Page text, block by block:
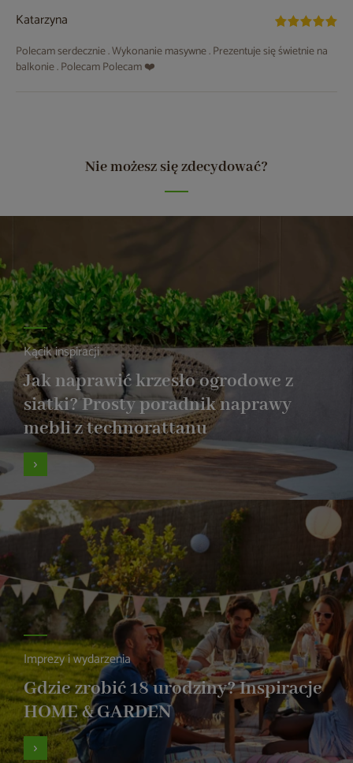
Katarzyna
Polecam serdecznie . Wykonanie masywne . Prezentuje się świetnie na
balkonie . Polecam Polecam ❤️
Nie możesz się zdecydować?
Kącik inspiracji
Jak naprawić krzesło ogrodowe z
siatki? Prosty poradnik naprawy
mebli z technorattanu
Imprezy i wydarzenia
Gdzie zrobić 18 urodziny? Inspiracje
HOME & GARDEN